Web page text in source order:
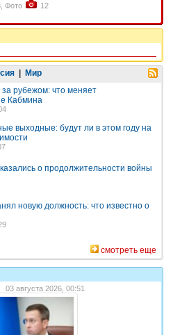
Фото 12
Мир
рубежом: что меняет
Кабмина
выходные: будут ли в этом году на
о продолжительности войны
новую должность: что известно о
смотреть еще
03 августа 2026, 00:51